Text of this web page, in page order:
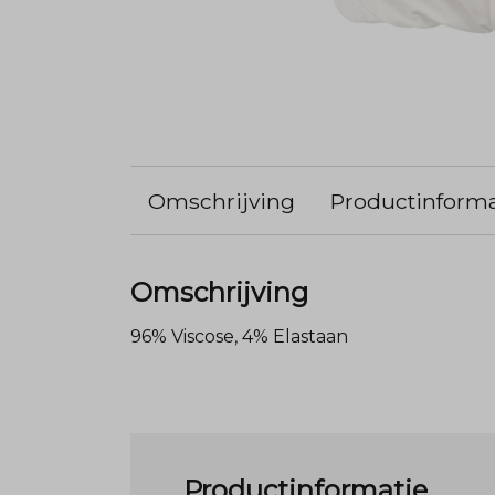
Omschrijving
Omschrijving
96% Viscose, 4% Elastaan